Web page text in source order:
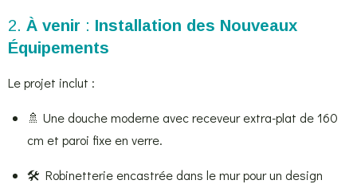
2. À venir : Installation des Nouveaux
Équipements
Le projet inclut :
🚿 Une douche moderne avec receveur extra-plat de 160
cm et paroi fixe en verre.
🛠️ Robinetterie encastrée dans le mur pour un design